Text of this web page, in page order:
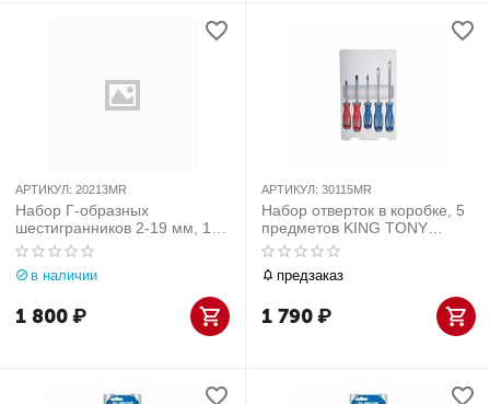
АРТИКУЛ: 20213MR
Набор Г-образных
шестигранников 2-19 мм, 13
предметов KING TONY
20213MR
в наличии
1 800₽
АРТИКУЛ: 30115MR
Набор отверток в коробке, 5
предметов KING TONY
30115MR
предзаказ
1 790₽